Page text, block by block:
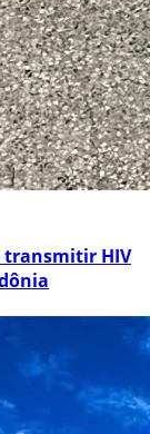
transmitir HIV